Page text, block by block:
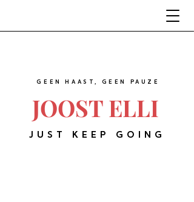
JOOST ELLI
GEEN HAAST, GEEN PAUZE
JUST KEEP GOING